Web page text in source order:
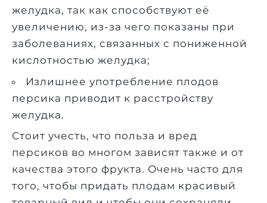
желудка, так как способствуют её
увеличению, из-за чего показаны при
заболеваниях, связанных с пониженной
кислотностью желудка;
Излишнее употребление плодов
персика приводит к расстройству
желудка.
Стоит учесть, что польза и вред
персиков во многом зависят также и от
качества этого фрукта. Очень часто для
того, чтобы придать плодам красивый